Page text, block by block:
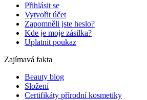
Přihlásit se
Vytvořit účet
Zapomněli jste heslo?
Kde je moje zásilka?
Uplatnit poukaz
Zajímavá fakta
Beauty blog
Složení
Certifikáty přírodní kosmetiky